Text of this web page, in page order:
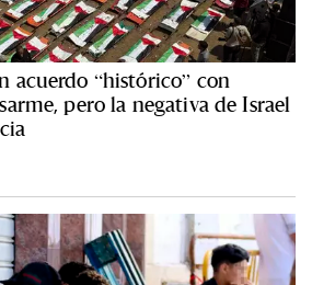
acuerdo “histórico” con
pero la negativa de Israel